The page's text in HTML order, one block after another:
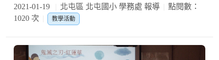
2021-01-19 北屯區 北屯國小 學務處 報導
點閱數：
1020 次
教學活動